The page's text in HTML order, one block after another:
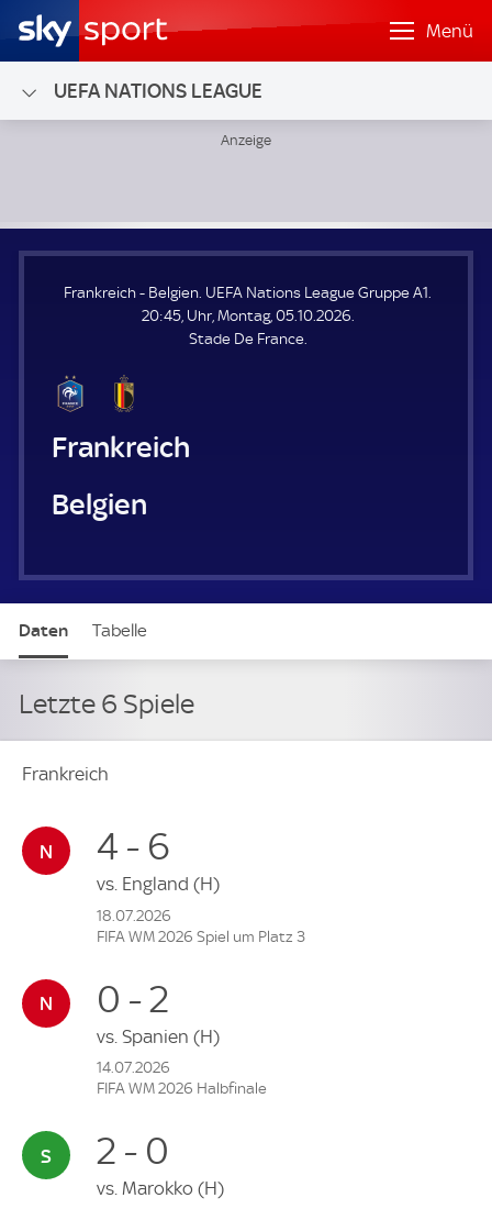
Menü
UEFA NATIONS LEAGUE
Frankreich - Belgien. UEFA Nations League Gruppe A1.
20:45, Uhr, Montag, 05.10.2026.
Stade De France.
Frankreich
Belgien
Daten Tabelle
Letzte 6 Spiele
Frankreich
4 - 6
vs. England (H)
18.07.2026
FIFA WM 2026 Spiel um Platz 3
0 - 2
vs. Spanien (H)
14.07.2026
FIFA WM 2026 Halbfinale
2 - 0
vs. Marokko (H)